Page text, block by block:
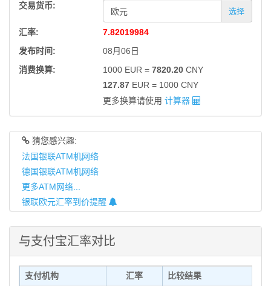
交易货币:
选择
汇率:
7.82019984
发布时间:
08月06日
消费换算:
1000 EUR = 7820.20CNY
127.87EUR = 1000 CNY
更多换算请使用 计算器
猜您感兴趣:
法国银联ATM机网络
德国银联ATM机网络
更多ATM网络...
银联欧元汇率到价提醒
与支付宝汇率对比
支付机构 汇率
比较结果